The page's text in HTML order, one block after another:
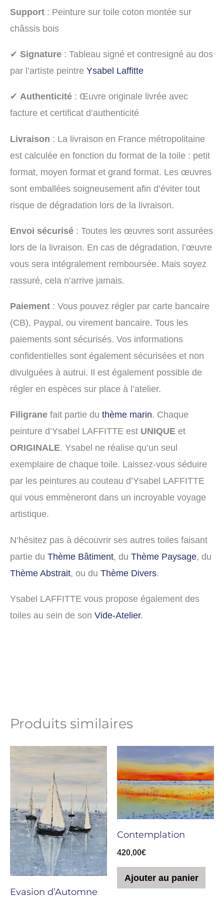
Support : Peinture sur toile coton montée sur
châssis bois
✔ Signature : Tableau signé et contresigné au dos
par l’artiste peintre Ysabel Laffitte
✔ Authenticité : Œuvre originale livrée avec
facture et certificat d’authenticité
Livraison : La livraison en France métropolitaine
est calculée en fonction du format de la toile : petit
format, moyen format et grand format. Les œuvres
sont emballées soigneusement afin d’éviter tout
risque de dégradation lors de la livraison.
Envoi sécurisé : Toutes les œuvres sont assurées
lors de la livraison. En cas de dégradation, l’œuvre
vous sera intégralement remboursée. Mais soyez
rassuré, cela n’arrive jamais.
Paiement : Vous pouvez régler par carte bancaire
(CB), Paypal, ou virement bancaire. Tous les
paiements sont sécurisés. Vos informations
confidentielles sont également sécurisées et non
divulguées à autrui. Il est également possible de
régler en espèces sur place à l’atelier.
Filigrane fait partie du thème marin. Chaque
peinture d’Ysabel LAFFITTE est UNIQUE et
ORIGINALE. Ysabel ne réalise qu’un seul
exemplaire de chaque toile. Laissez-vous séduire
par les peintures au couteau d’Ysabel LAFFITTE
qui vous emmèneront dans un incroyable voyage
artistique.
N’hésitez pas à découvrir ses autres toiles faisant
partie du Thème Bâtiment, du Thème Paysage, du
Thème Abstrait, ou du Thème Divers.
Ysabel LAFFITTE vous propose également des
toiles au sein de son Vide-Atelier.
Produits similaires
Evasion d’Automne
Contemplation
420,00€
Ajouter au panier